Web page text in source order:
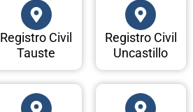
Registro Civil
Tauste
Registro Civil
Uncastillo